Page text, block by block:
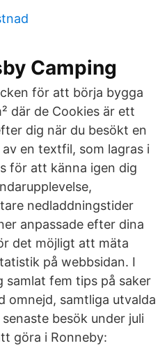
Camping
för att börja bygga
där de Cookies är ett
dig när du besökt en
en textfil, som lagras i
för att känna igen dig
nedladdningstider
anpassade efter dina
det möjligt att mäta
på webbsidan. I
samlat fem tips på saker
omnejd, samtliga utvalda
besök under juli
göra i Ronneby: